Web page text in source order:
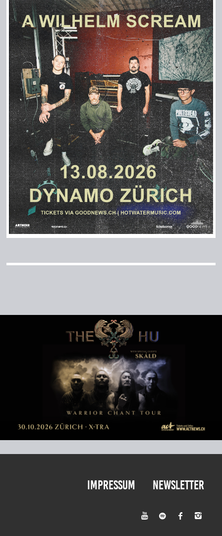
Impressum Newsletter



